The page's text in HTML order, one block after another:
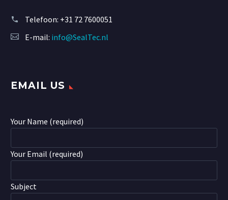
Telefoon: +31 72 7600051
E-mail: info@SealTec.nl
EMAIL US
Your Name (required)
Your Email (required)
Subject